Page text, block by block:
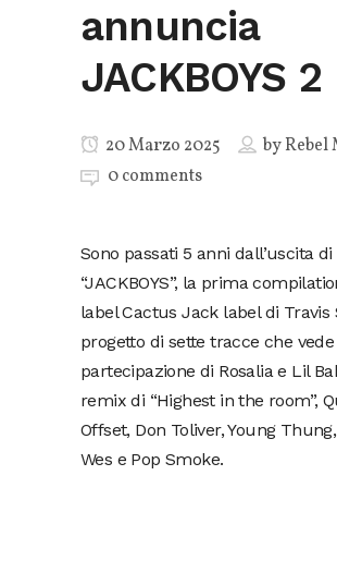
annuncia
JACKBOYS 2
20 Marzo 2025 byRebel
0 comments
Sono passati 5 anni dall’uscita di
“JACKBOYS”, la prima
label Cactus Jack label di Travis
progetto di sette tracce che
partecipazione di Rosalia e Lil
remix di “Highest in the room”,
Offset, Don Toliver, Young
Wes e Pop Smoke.